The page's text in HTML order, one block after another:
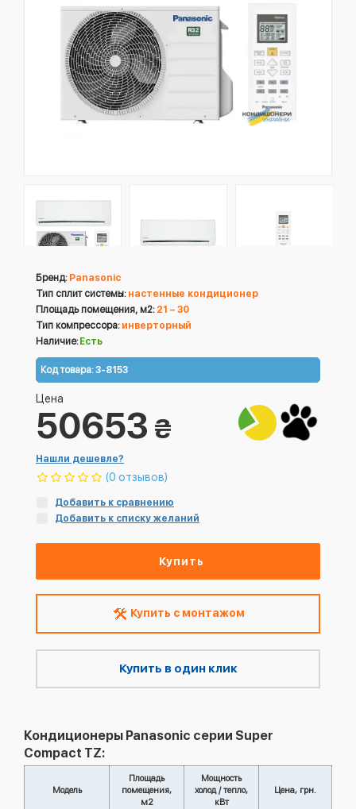
Бренд: Panasonic
Тип сплит системы: настенные кондиционер
Площадь помещения, м2: 21 – 30
Тип компрессора: инверторный
Наличие: Есть
Код товара:3-8153
Цена
50653 ₴
Нашли дешевле?
(0 отзывов)
Добавить к сравнению
Добавить к списку желаний
Купить
Купить с монтажом
Купить в один клик
Кондиционеры Panasonic серии Super
Compact TZ:
Модель
Площадь
помещения,
м2
Мощность
холод / тепло,
кВт
Цена, грн.